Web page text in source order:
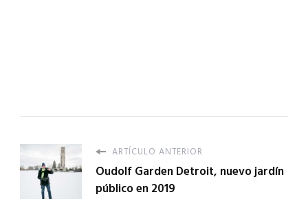
ARTÍCULO ANTERIOR
Oudolf Garden Detroit, nuevo jardín
público en 2019